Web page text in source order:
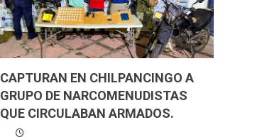
CAPTURAN EN CHILPANCINGO A
GRUPO DE NARCOMENUDISTAS
QUE CIRCULABAN ARMADOS.